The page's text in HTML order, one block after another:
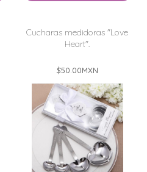
Cucharas medidoras "Love
Heart".
$50.00MXN